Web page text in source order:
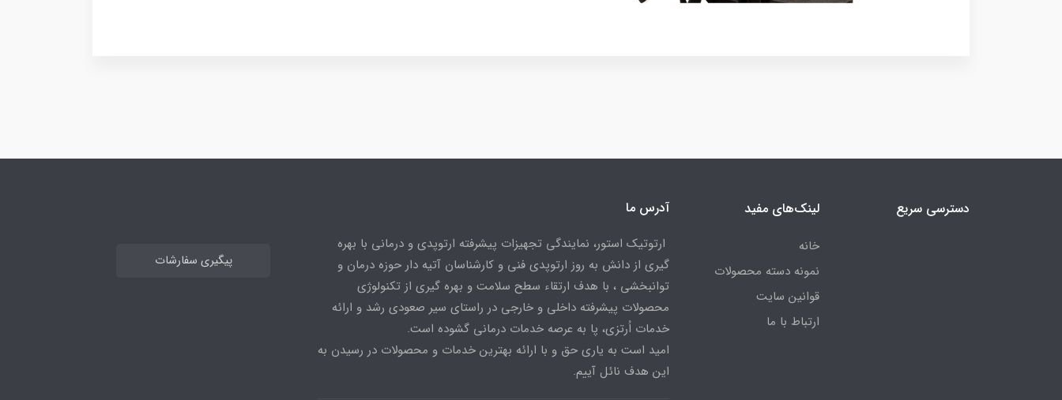
دسترسی سریع لینک‌های مفید
خانه
نمونه دسته محصولات
قوانین سایت
ارتباط با ما
آدرس ما
ارتوتیک استور، نمایندگی تجهیزات پیشرفته ارتوپدی و درمانی با بهره
گیری از دانش به روز ارتوپدی فنی و کارشناسان آتیه دار حوزه درمان و
توانبخشی ، با هدف ارتقاء سطح سلامت و بهره گیری از تکنولوژی
محصولات پیشرفته داخلی و خارجی در راستای سیر صعودی رشد و ارائه
خدمات اُرتزی، پا به عرصه خدمات درمانی گشوده است.
امید است به یاری حق و با ارائه بهترین خدمات و محصولات در رسیدن به
این هدف نائل آییم.
پیگیری سفارشات